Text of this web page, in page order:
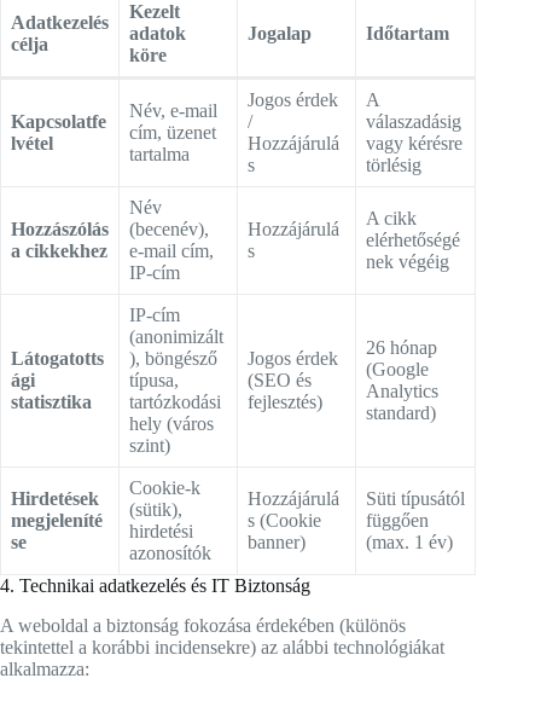
Adatkezelés
célja
Kezelt
adatok
köre
Jogalap Időtartam
Kapcsolatfe
lvétel
Név, e-mail
cím, üzenet
tartalma
Jogos érdek
/
Hozzájárulá
s
A
válaszadásig
vagy kérésre
törlésig
Hozzászólás
a cikkekhez
Név
(becenév),
e-mail cím,
IP-cím
Hozzájárulá
s
A cikk
elérhetőségé
nek végéig
Látogatotts
ági
statisztika
IP-cím
(anonimizált
), böngésző
típusa,
tartózkodási
hely (város
szint)
Jogos érdek
(SEO és
fejlesztés)
26 hónap
(Google
Analytics
standard)
Hirdetések
megjeleníté
se
Cookie-k
(sütik),
hirdetési
azonosítók
Hozzájárulá
s (Cookie
banner)
Süti típusától
függően
(max. 1 év)
4. Technikai adatkezelés és IT Biztonság
A weboldal a biztonság fokozása érdekében (különös
tekintettel a korábbi incidensekre) az alábbi technológiákat
alkalmazza: